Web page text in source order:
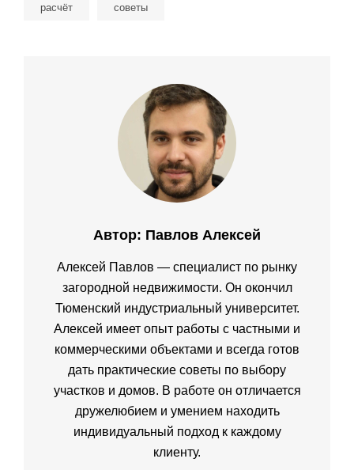
расчёт советы
Автор: Павлов Алексей
Алексей Павлов — специалист по рынку
загородной недвижимости. Он окончил
Тюменский индустриальный университет.
Алексей имеет опыт работы с частными и
коммерческими объектами и всегда готов
дать практические советы по выбору
участков и домов. В работе он отличается
дружелюбием и умением находить
индивидуальный подход к каждому
клиенту.